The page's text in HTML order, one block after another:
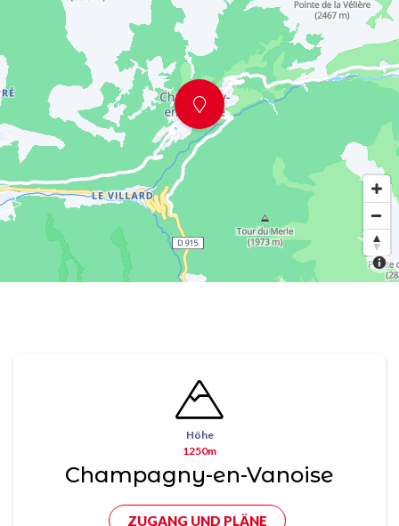
Höhe
1250m
Champagny-en-Vanoise
ZUGANG UND PLÄNE